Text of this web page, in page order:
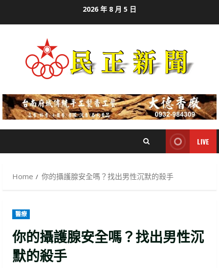
2026 年 8 月 5 日
LIVE
Home 你的攝護腺安全嗎？找出男性沉默的殺手
醫療
你的攝護腺安全嗎？找出男性沉
默的殺手